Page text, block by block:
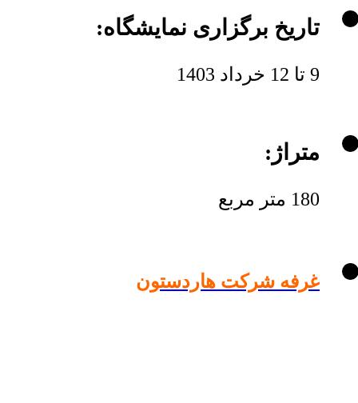
تاریخ برگزاری نمایشگاه:
9 تا 12 خرداد 1403
متراژ:
180 متر مربع
غرفه شرکت هاردستون